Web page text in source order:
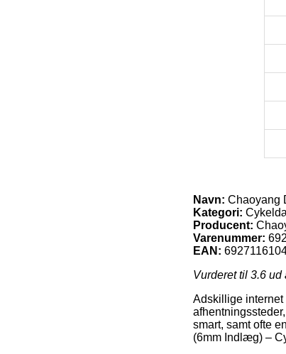
Navn: Chaoyang
Kategori:
Producent:
Varenummer:
EAN:
Vurderet til 3.6 ud
Adskillige internet
smart, samt ofte
(6mm Indlæg) –